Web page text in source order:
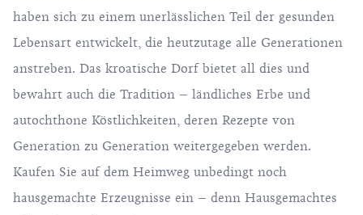
haben sich zu einem unerlässlichen Teil der gesunden
Lebensart entwickelt, die heutzutage alle Generationen
anstreben. Das kroatische Dorf bietet all dies und
bewahrt auch die Tradition – ländliches Erbe und
autochthone Köstlichkeiten, deren Rezepte von
Generation zu Generation weitergegeben werden.
Kaufen Sie auf dem Heimweg unbedingt noch
hausgemachte Erzeugnisse ein – denn Hausgemachtes